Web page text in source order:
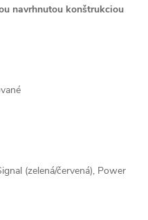
navrhnutou konštrukciou
(zelená/červená), Power